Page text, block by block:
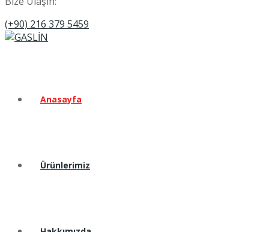
(+90) 216 379 5459
Anasayfa
Ürünlerimiz